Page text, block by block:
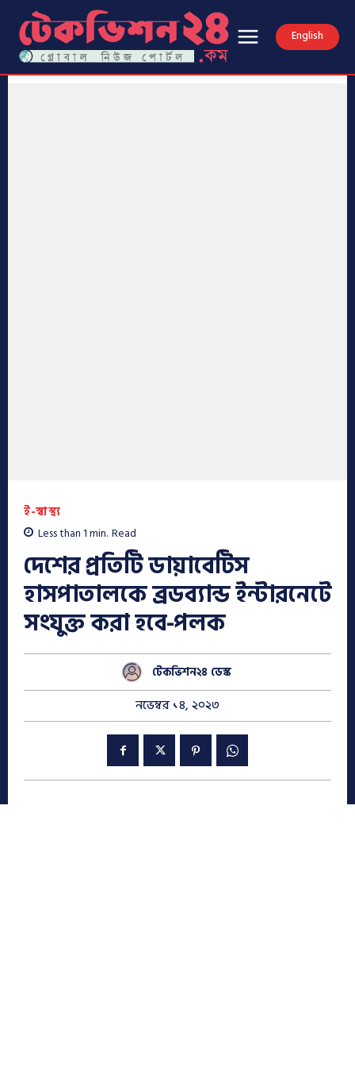
English
ই-স্বাস্থ্য
Less than 1min. Read
দেশের প্রতিটি ডায়াবেটিস
হাসপাতালকে ব্রডব্যান্ড ইন্টারনেটে
সংযুক্ত করা হবে-পলক
টেকভিশন২৪ ডেস্ক
নভেম্বর ১৪, ২০২৩